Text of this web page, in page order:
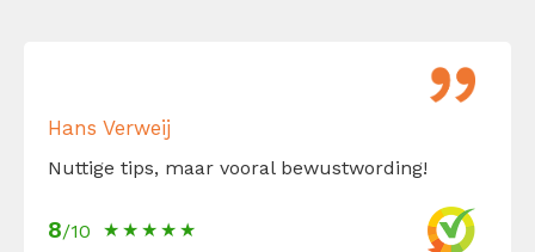
Hans Verweij
Nuttige tips, maar vooral bewustwording!
8/10